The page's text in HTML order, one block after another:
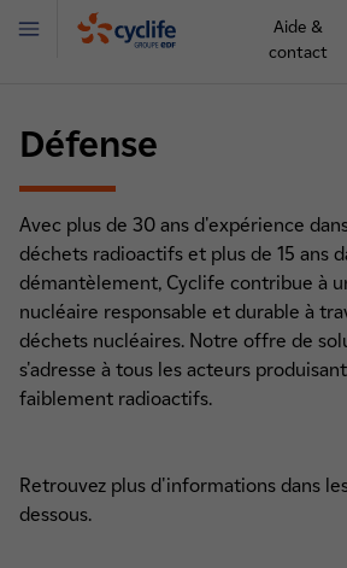
Aide &
contact
Menu
Défense
Avec plus de 30 ans d'expérience
déchets radioactifs et plus de 15 ans
démantèlement, Cyclife contribue à
nucléaire responsable et durable à
déchets nucléaires. Notre offre de
s'adresse à tous les acteurs
faiblement radioactifs.
Retrouvez plus d'informations dans
dessous.